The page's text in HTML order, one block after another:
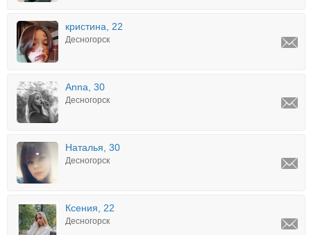
кристина, 22
Десногорск
Anna, 30
Десногорск
Нaтaлья, 30
Десногорск
Ксения, 22
Десногорск